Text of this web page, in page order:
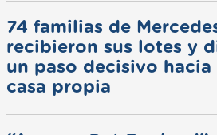
74 familias de
recibieron sus lotes y
un paso decisivo hacia
casa propia